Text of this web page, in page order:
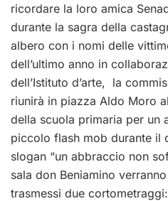
ricordare la loro amica
durante la sagra della
albero con i nomi delle
dell’ultimo anno in
dell’Istituto d’arte, la
riunirà in piazza Aldo Moro
della scuola primaria per un
piccolo flash mob durante il
slogan “un abbraccio non
sala don Beniamino
trasmessi due